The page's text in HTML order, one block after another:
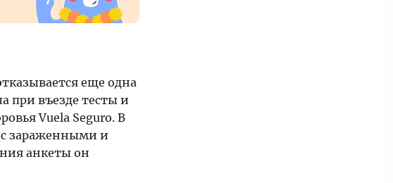
еще одна
при въезде тесты и
Vuela Seguro. В
с зараженными и
анкеты он